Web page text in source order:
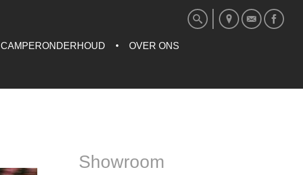
CAMPERONDERHOUD OVER ONS
Showroom